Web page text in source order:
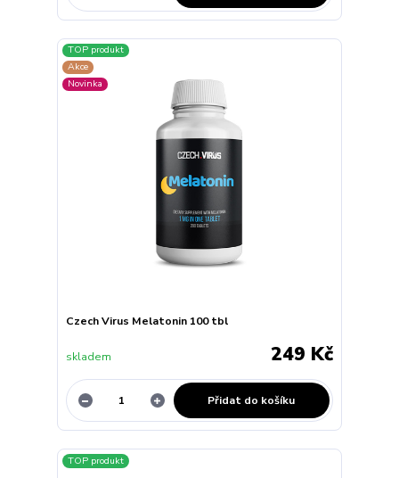
TOP produkt
Akce
Novinka
Czech Virus Melatonin 100 tbl
249 Kč
skladem
Přidat do košíku
TOP produkt